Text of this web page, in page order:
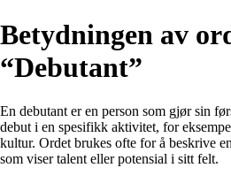
Betydningen av
“Debutant”
En debutant er en person som gjør sin
debut i en spesifikk aktivitet, for
kultur. Ordet brukes ofte for å beskrive
som viser talent eller potensial i sitt felt.